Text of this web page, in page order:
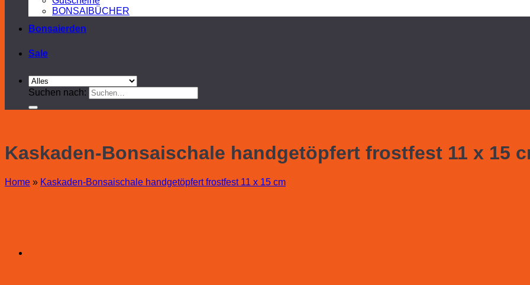
BONSAIBÜCHER
Bonsaierden
Sale
Suchen nach:
Kaskaden-Bonsaischale handgetöpfert frostfest 11 x 15
Home » Kaskaden-Bonsaischale handgetöpfert frostfest 11 x 15 cm